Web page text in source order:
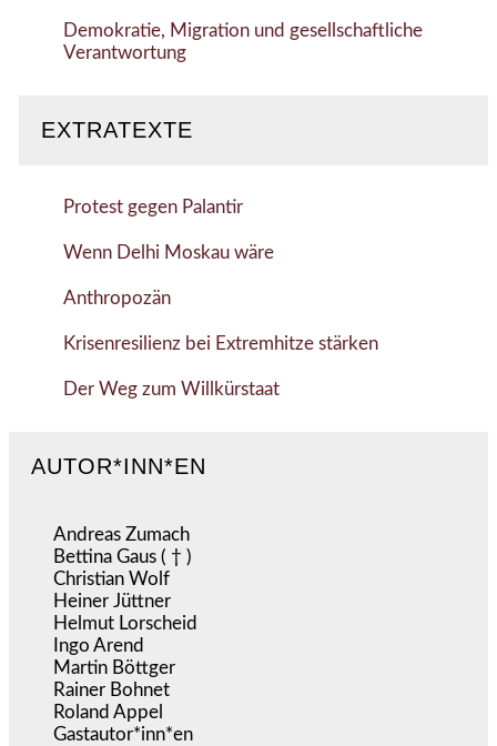
Demokratie, Migration und gesellschaftliche
Verantwortung
EXTRATEXTE
Protest gegen Palantir
Wenn Delhi Moskau wäre
Anthropozän
Krisenresilienz bei Extremhitze stärken
Der Weg zum Willkürstaat
AUTOR*INN*EN
Andreas Zumach
Bettina Gaus ( † )
Christian Wolf
Heiner Jüttner
Helmut Lorscheid
Ingo Arend
Martin Böttger
Rainer Bohnet
Roland Appel
Gastautor*inn*en